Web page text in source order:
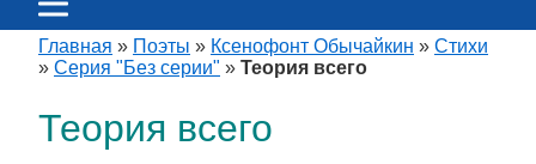
Главная » Поэты » Ксенофонт Обычайкин » Стихи
» Серия "Без серии" » Теория всего
Теория всего